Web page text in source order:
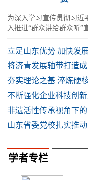
为深入学习宣传贯彻习近
入推进“群众讲给群众听”
立足山东优势 加快发
将济青发展轴带打造
夯实理论之基 淬炼硬
不断强化企业科技创
非遗活性传承视角下
山东省委党校扎实推
学者专栏